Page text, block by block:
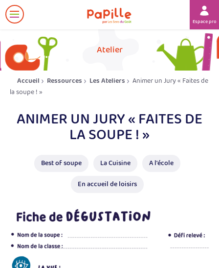
Afficher
le
Espace
Atelier
Accueil Ressources Les Ateliers
Animer un Jury « Faites de
la soupe ! »
ANIMER UN JURY « FAITES DE
LA SOUPE ! »
Best of soupe La Cuisine A l'école
En accueil de loisirs